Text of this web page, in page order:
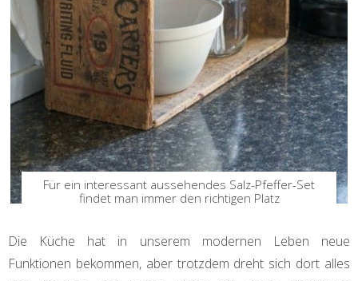
Für ein interessant aussehendes Salz-Pfeffer-Set
findet man immer den richtigen Platz
Die Küche hat in unserem modernen Leben neue
Funktionen bekommen, aber trotzdem dreht sich dort alles